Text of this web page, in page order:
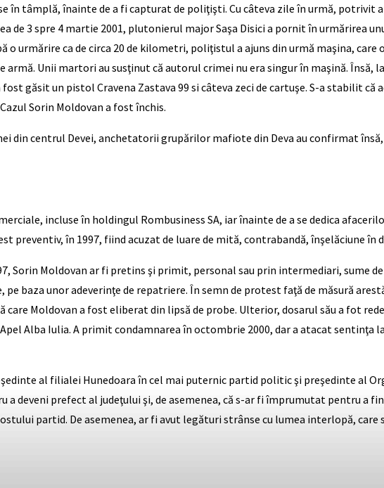
în tâmplă, înainte de a fi capturat de poliţişti. Cu câteva zile în urmă, potrivit
de 3 spre 4 martie 2001, plutonierul major Saşa Disici a pornit în urmărirea
o urmărire ca de circa 20 de kilometri, poliţistul a ajuns din urmă maşina,
Unii martori au susţinut că autorul crimei nu era singur în maşină.
găsit un pistol Cravena Zastava 99 si câteva zeci de cartuşe. S-a stabilit
Sorin Moldovan a fost închis.
din centrul Devei, anchetatorii grupărilor mafiote din Deva au confirmat
incluse în holdingul Rombusiness SA, iar înainte de a se dedica
preventiv, în 1997, fiind acuzat de luare de mită, contrabandă, înşelăciune
Sorin Moldovan ar fi pretins şi primit, personal sau prin intermediari, sume
baza unor adeverinţe de repatriere. În semn de protest faţă de măsură
care Moldovan a fost eliberat din lipsă de probe. Ulterior, dosarul său a fot
Alba Iulia. A primit condamnarea în octombrie 2000, dar a atacat sentinţa
al filialei Hunedoara în cel mai puternic partid politic şi preşedinte al
a deveni prefect al judeţului şi, de asemenea, că s-ar fi împrumutat pentru a
partid. De asemenea, ar fi avut legături strânse cu lumea interlopă,